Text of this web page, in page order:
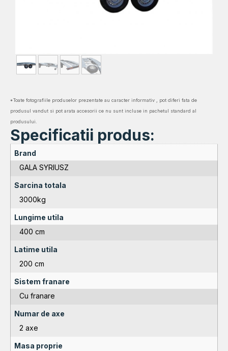
*Toate fotografiile produselor prezentate au caracter informativ , pot diferi fata de
produsul vandut si pot arata accesorii ce nu sunt incluse in pachetul standard al
produsului.
Specificatii produs:
Brand
GALA SYRIUSZ
Sarcina totala
3000kg
Lungime utila
400 cm
Latime utila
200 cm
Sistem franare
Cu franare
Numar de axe
2 axe
Masa proprie